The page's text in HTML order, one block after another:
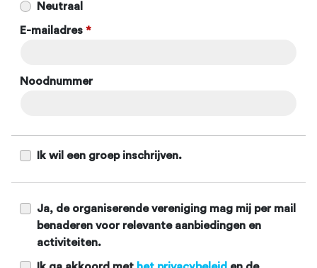
Neutraal
E-mailadres *
Noodnummer
Ik wil een groep inschrijven.
Ja, de organiserende vereniging mag mij per mail
benaderen voor relevante aanbiedingen en
activiteiten.